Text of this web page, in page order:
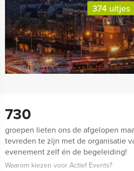
374 uitjes
730
groepen lieten ons de afgelopen
tevreden te zijn met de organisatie
evenement zelf én de begeleiding!
Waarom kiezen voor Actief Events?